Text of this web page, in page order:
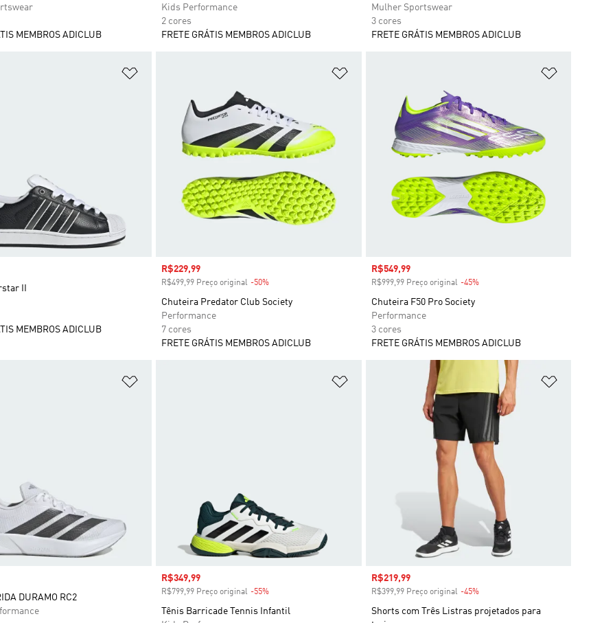
MEMBROS ADICLUB
Kids Performance
2 cores
FRETE GRÁTIS MEMBROS ADICLUB
Mulher Sportswear
3 cores
FRETE GRÁTIS MEMBROS ADICLUB
II
MEMBROS ADICLUB
Preço com desconto
R$229,99
R$499,99 Preço original -50%
Chuteira Predator Club Society
Performance
7 cores
FRETE GRÁTIS MEMBROS ADICLUB
Preço com desconto
R$549,99
R$999,99 Preço original -45%Desconto
Chuteira F50 Pro Society
Performance
3 cores
FRETE GRÁTIS MEMBROS ADICLUB
DURAMO RC2
Adicionar à Lista de Desejos
Preço com desconto
R$349,99
R$799,99 Preço original -55%
Tênis Barricade Tennis Infantil
Preço com desconto
R$219,99
R$399,99 Preço original -45%Desconto
Shorts com Três Listras projetados para